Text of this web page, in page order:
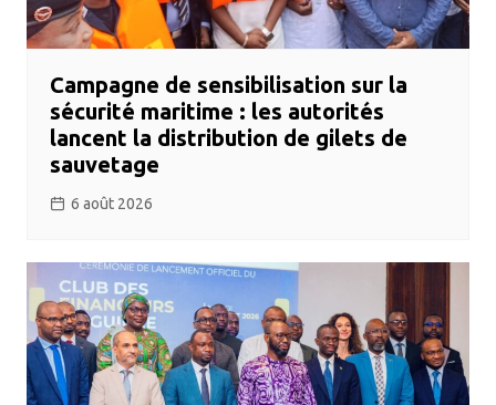
Campagne de sensibilisation sur la
sécurité maritime : les autorités
lancent la distribution de gilets de
sauvetage
6 août 2026